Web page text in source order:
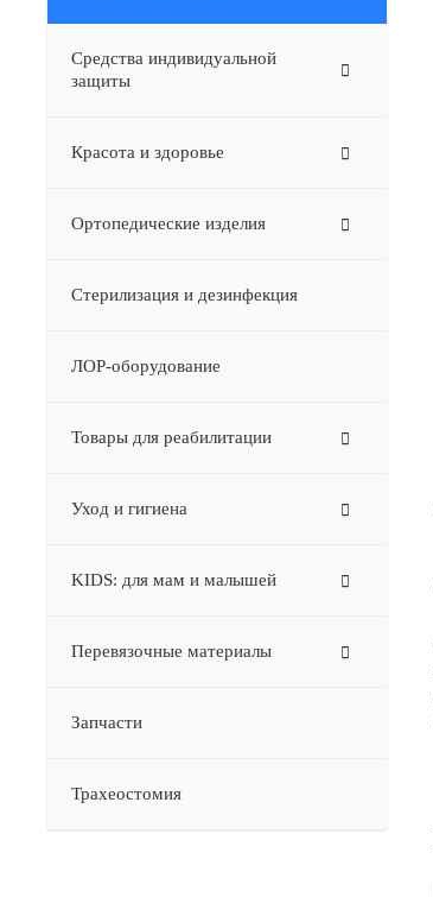
Средства индивидуальной
защиты
Красота и здоровье
Ортопедические изделия
Стерилизация и дезинфекция
ЛОР-оборудование
Товары для реабилитации
Уход и гигиена
KIDS: для мам и малышей
Перевязочные материалы
Запчасти
Трахеостомия